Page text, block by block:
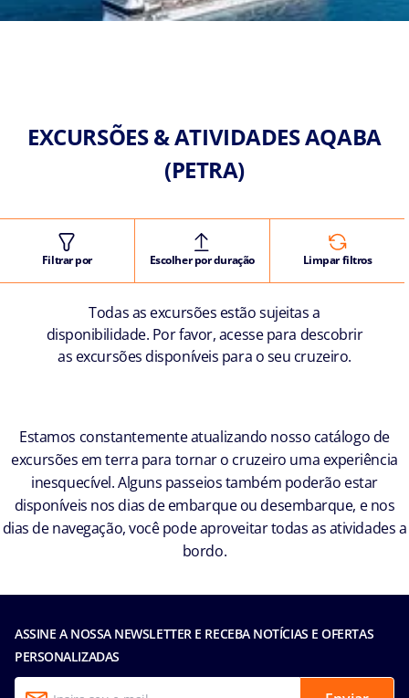
EXCURSÕES & ATIVIDADES AQABA
(PETRA)
Filtrar por Escolher por duração Limpar filtros
Todas as excursões estão sujeitas a
disponibilidade. Por favor, acesse para descobrir
as excursões disponíveis para o seu cruzeiro.
Estamos constantemente atualizando nosso catálogo de
excursões em terra para tornar o cruzeiro uma experiência
inesquecível. Alguns passeios também poderão estar
disponíveis nos dias de embarque ou desembarque, e nos
dias de navegação, você pode aproveitar todas as atividades a
bordo.
ASSINE A NOSSA NEWSLETTER E RECEBA NOTÍCIAS E OFERTAS
PERSONALIZADAS